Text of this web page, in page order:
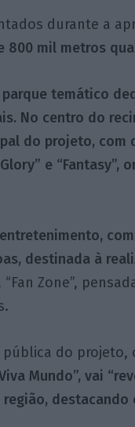
durante a
800 mil metros
parque temático
No centro do
do projeto, com
e
destinada à
“Fan Zone”,
do projeto,
Mundo”, vai